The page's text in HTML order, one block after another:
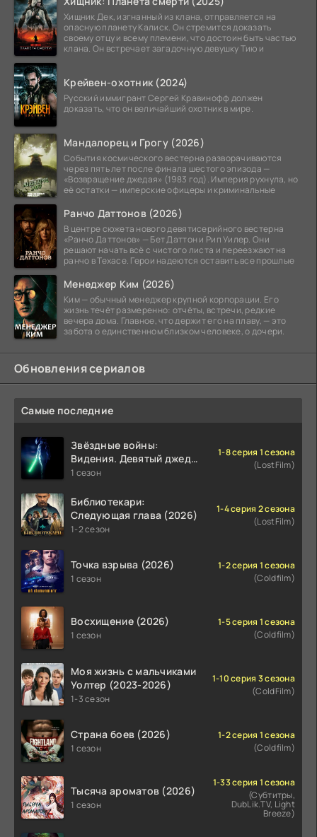
Хищник Дек, изгнанный из клана, отправляется на
опасную планету Калиск. Он стремится доказать
своему отцу и всему племени, что достоин быть частью
клана. Он встречает загадочную девушку Тию и
Крейвен-охотник (2024)
Русский иммигрант Сергей Кравинофф должен
доказать, что он величайший охотник в мире.
Мандалорец и Грогу (2026)
События космического вестерна разворачиваются
через пять лет после финала шестого эпизода —
«Возвращение джедая» (1983 год). Империя рухнула, но
её остатки — имперские офицеры и криминальные
Ранчо Даттонов (2026)
В центре сюжета нового девятисерийного вестерна
«Ранчо Даттонов» — Бет Даттон и Рип Уилер. Они
решают начать всё с чистого листа и переезжают на
ранчо в Техасе. Герои надеются оставить все прошлые
Менеджер Ким (2026)
Ким — обычный менеджер крупной корпорации. Его
жизнь течёт размеренно: отчёты, встречи, редкие
вечера дома. Главное, что держит его на плаву, — это
забота о единственном близком человеке, о дочери.
Обновления сериалов
Самые последние
Звёздные войны:
Видения. Девятый джедай
(2026)
1 сезон
1-8 серия 1 сезона
(LostFilm)
Библиотекари:
Следующая глава (2026)
1-2 сезон
1-4 серия 2 сезона
(LostFilm)
Точка взрыва (2026)
1 сезон
1-2 серия 1 сезона
(Coldfilm)
Восхищение (2026)
1 сезон
1-5 серия 1 сезона
(Coldfilm)
Моя жизнь с мальчиками
Уолтер (2023-2026)
1-3 сезон
1-10 серия 3 сезона
(ColdFilm)
Страна боев (2026)
1 сезон
1-2 серия 1 сезона
(Coldfilm)
Тысяча ароматов (2026)
1 сезон
1-33 серия 1 сезона
(Субтитры,
DubLik.TV, Light
Breeze)